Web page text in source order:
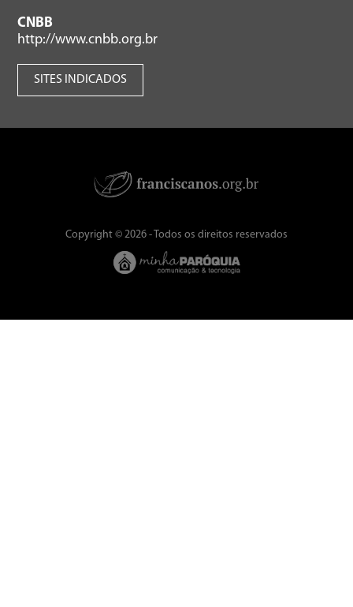
CNBB
http://www.cnbb.org.br
SITES INDICADOS
Copyright © 2026 - Todos os direitos reservados